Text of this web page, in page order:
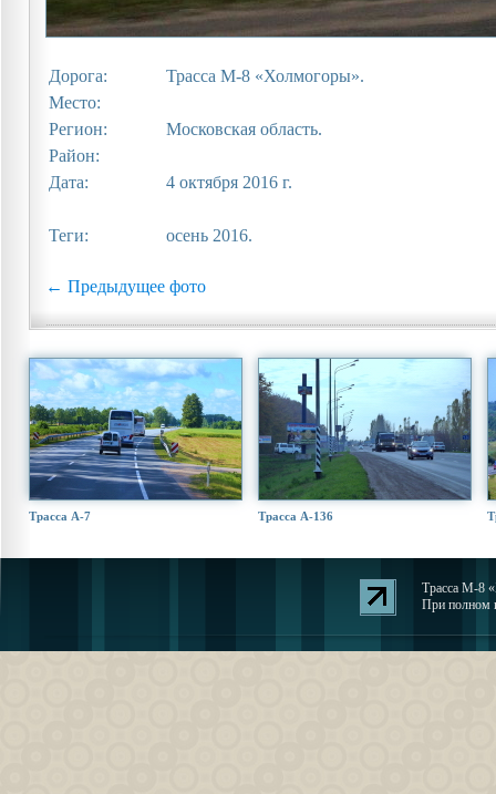
Дорога:
Трасса М-8 «Холмогоры».
Место:
Регион:
Московская область.
Район:
Дата:
4 октября 2016 г.
Теги: осень 2016.
← Предыдущее фото
Трасса А-7 Трасса А-136
Трасса М-8
При полном